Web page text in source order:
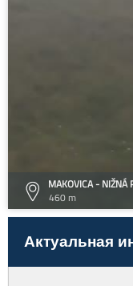
MAKOVICA - NIŽNÁ
460 m
Актуальная